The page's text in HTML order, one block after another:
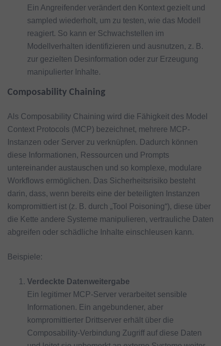
Ein Angreifender verändert den Kontext gezielt und
sampled wiederholt, um zu testen, wie das Modell
reagiert. So kann er Schwachstellen im
Modellverhalten identifizieren und ausnutzen, z. B.
zur gezielten Desinformation oder zur Erzeugung
manipulierter Inhalte.
Composability Chaining
Als Composability Chaining wird die Fähigkeit des Model
Context Protocols (MCP) bezeichnet, mehrere MCP-
Instanzen oder Server zu verknüpfen. Dadurch können
diese Informationen, Ressourcen und Prompts
untereinander austauschen und so komplexe, modulare
Workflows ermöglichen. Das Sicherheitsrisiko besteht
darin, dass, wenn bereits eine der beteiligten Instanzen
kompromittiert ist (z. B. durch „Tool Poisoning“), diese über
die Kette andere Systeme manipulieren, vertrauliche Daten
abgreifen oder schädliche Inhalte einschleusen kann.
Beispiele:
Verdeckte Datenweitergabe
Ein legitimer MCP-Server verarbeitet sensible
Informationen. Ein angebundener, aber
kompromittierter Drittserver erhält über die
Composability-Verbindung Zugriff auf diese Daten